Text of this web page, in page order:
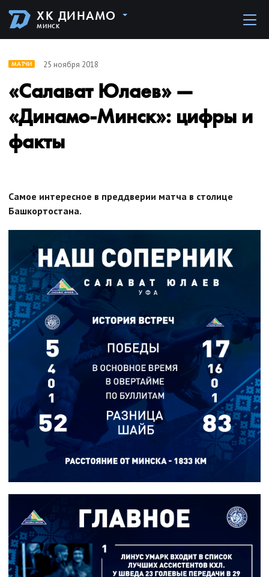
ХК ДИНАМО
МИНСК
МАТЧИ 25 ноября 2018
«Салават Юлаев» —
«Динамо-Минск»: цифры и
факты
Самое интересное в преддверии матча в столице
Башкортостана.